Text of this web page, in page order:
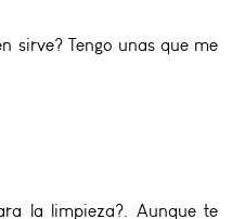
sirve? Tengo unas que me
la limpieza?. Aunque te